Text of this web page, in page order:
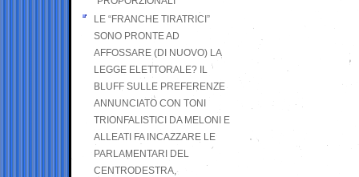
LE “FRANCHE TIRATRICI”
SONO PRONTE AD
AFFOSSARE (DI NUOVO) LA
LEGGE ELETTORALE? IL
BLUFF SULLE PREFERENZE
ANNUNCIATO CON TONI
TRIONFALISTICI DA MELONI E
ALLEATI FA INCAZZARE LE
PARLAMENTARI DEL
CENTRODESTRA,